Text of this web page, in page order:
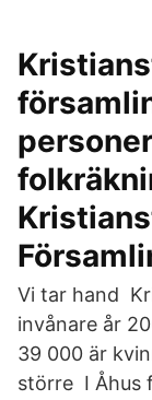
Vi tar hand
invånare år
39 000 är
större I Åhus